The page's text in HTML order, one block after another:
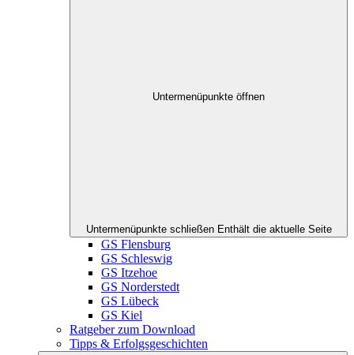
Untermenüpunkte öffnen
Untermenüpunkte schließen Enthält die aktuelle Seite
GS Flensburg
GS Schleswig
GS Itzehoe
GS Norderstedt
GS Lübeck
GS Kiel
Ratgeber zum Download
Tipps & Erfolgsgeschichten